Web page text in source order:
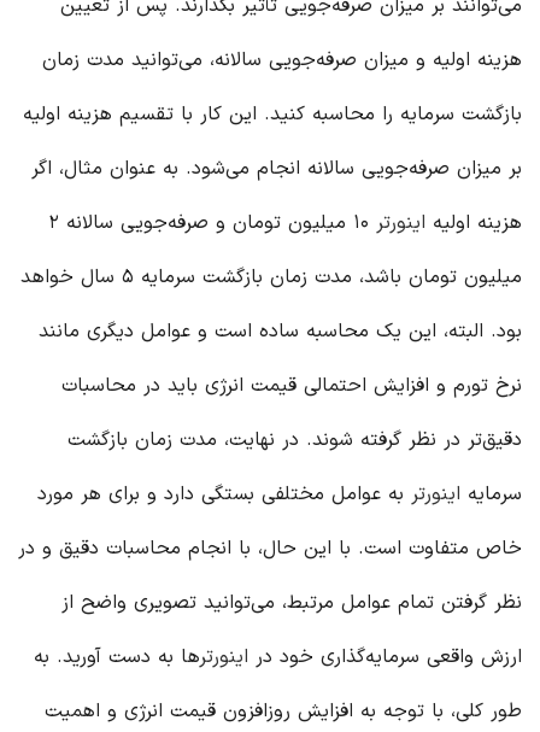
می‌توانند بر میزان صرفه‌جویی تأثیر بگذارند. پس از تعیین
هزینه اولیه و میزان صرفه‌جویی سالانه، می‌توانید مدت زمان
بازگشت سرمایه را محاسبه کنید. این کار با تقسیم هزینه اولیه
بر میزان صرفه‌جویی سالانه انجام می‌شود. به عنوان مثال، اگر
هزینه اولیه اینورتر
۱۰ میلیون تومان و صرفه‌جویی سالانه ۲
میلیون تومان باشد، مدت زمان بازگشت سرمایه ۵ سال خواهد
بود. البته، این یک محاسبه ساده است و عوامل دیگری مانند
نرخ تورم و افزایش احتمالی قیمت انرژی باید در محاسبات
دقیق‌تر در نظر گرفته شوند. در نهایت، مدت زمان بازگشت
سرمایه اینورتر به عوامل مختلفی بستگی دارد و برای هر مورد
خاص متفاوت است. با این حال، با انجام محاسبات دقیق و در
نظر گرفتن تمام عوامل مرتبط، می‌توانید تصویری واضح از
ارزش واقعی سرمایه‌گذاری خود در اینورترها به دست آورید. به
طور کلی، با توجه به افزایش روزافزون قیمت انرژی و اهمیت